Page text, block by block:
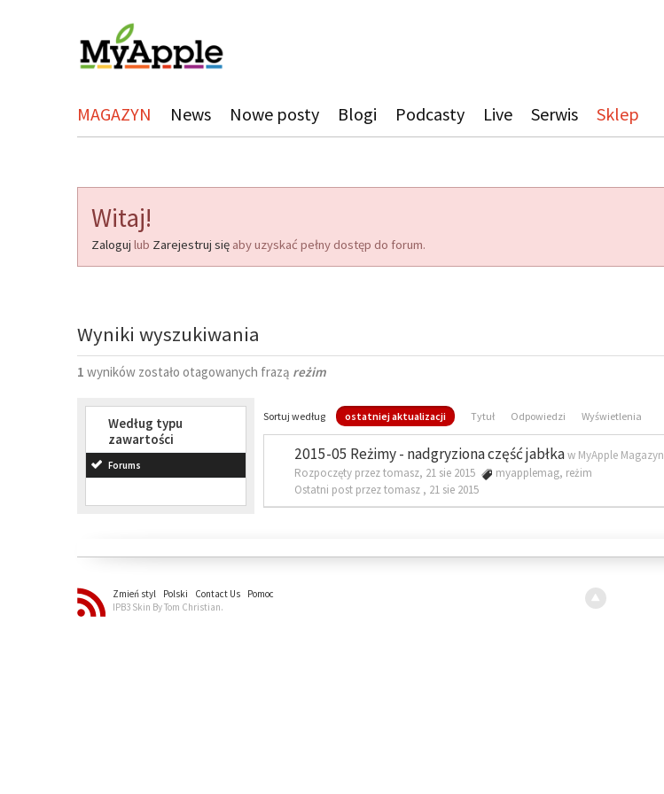
MAGAZYN News Nowe posty Blogi Podcasty Live Serwis Sklep
Witaj!
Zaloguj lub Zarejestruj się aby uzyskać pełny dostęp do forum.
Wyniki wyszukiwania
1 wyników zostało otagowanych frazą reżim
Według typu
zawartości
Forums
Sortuj według ostatniej aktualizacji Tytuł Odpowiedzi Wyświetlenia
2015-05 Reżimy - nadgryziona część jabłkaw MyApple Magazyn
Rozpoczęty przez tomasz, 21 sie 2015
myapplemag, reżim
Ostatni post przez tomasz , 21 sie 2015
Zmień styl Polski Contact Us
Pomoc
IPB3 Skin By Tom Christian.